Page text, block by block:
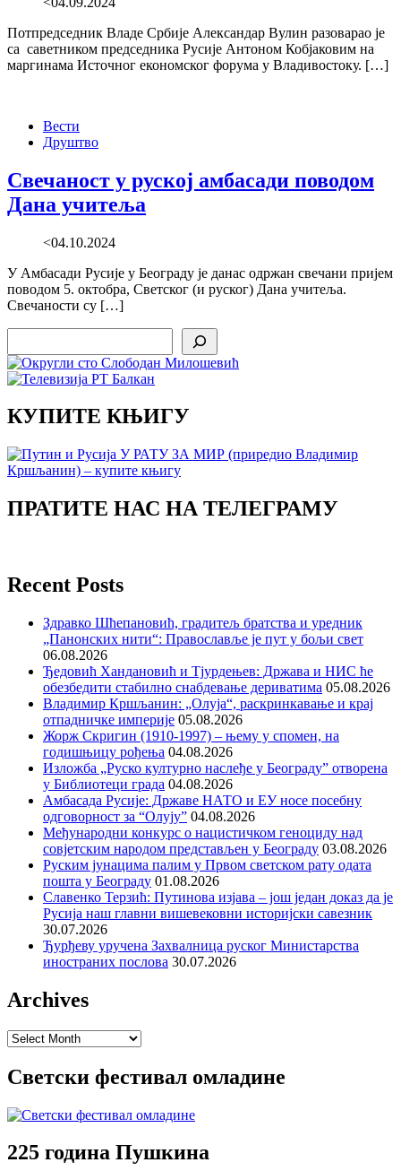
Потпредседник Владе Србије Александар Вулин разоварао је
са саветником председника Русије Антоном Кобјаковим на
маргинама Источног економског форума у Владивостоку. […]
Вести
Друштво
Свечаност у руској амбасади поводом
Дана учитеља
<04.10.2024
У Амбасади Русије у Београду је данас одржан свечани пријем
поводом 5. октобра, Светског (и руског) Дана учитеља.
Свечаности су […]
КУПИТЕ КЊИГУ
ПРАТИТЕ НАС НА ТЕЛЕГРАМУ
Recent Posts
Здравко Шћепановић, градитељ братства и уредник
„Панонских нити“: Православље је пут у бољи свет
06.08.2026
Ђедовић Хандановић и Тјурдењев: Држава и НИС ће
обезбедити стабилно снабдевање дериватима 05.08.2026
Владимир Кршљанин: „Олуја“, раскринкавање и крај
отпадничке империје 05.08.2026
Жорж Скригин (1910-1997) – њему у спомен, на
годишњицу рођења 04.08.2026
Изложба „Руско културно наслеђе у Београду” отворена
у Библиотеци града 04.08.2026
Амбасада Русије: Државе НАТО и ЕУ носе посебну
одговорност за “Олују” 04.08.2026
Међународни конкурс о нацистичком геноциду над
совјетским народом представљен у Београду 03.08.2026
Руским јунацима палим у Првом светском рату одата
пошта у Београду 01.08.2026
Славенко Терзић: Путинова изјава – још један доказ да је
Русија наш главни вишевековни историјски савезник
30.07.2026
Ђурђеву уручена Захвалница руског Министарства
иностраних послова 30.07.2026
Archives
Archives
Светски фестивал омладине
225 година Пушкина